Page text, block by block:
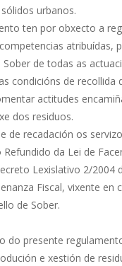
urbanos.
ten por obxecto a
atribuídas,
de todas as
condicións de recollida
actitudes
dos residuos.
de recadación os
da Lei de
Lexislativo 2/2004
Fiscal, vixente en
de Sober.
do presente
e xestión de